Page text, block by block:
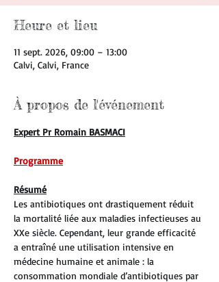
Heure et lieu
11 sept. 2026, 09:00 – 13:00
Calvi, Calvi, France
À propos de l'événement
Expert Pr Romain BASMACI
Programme
Résumé
Les antibiotiques ont drastiquement réduit
la mortalité liée aux maladies infectieuses au
XXe siècle. Cependant, leur grande efficacité
a entraîné une utilisation intensive en
médecine humaine et animale : la
consommation mondiale d’antibiotiques par